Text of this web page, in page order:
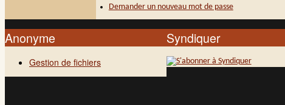
Demander un nouveau mot de passe
Anonyme
Gestion de fichiers
Syndiquer